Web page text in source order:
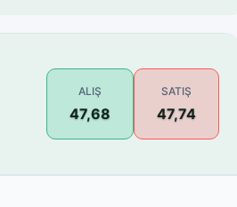
ALIŞ
47,68
SATIŞ
47,74